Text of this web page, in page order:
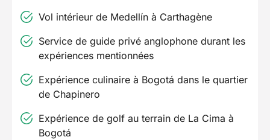
Vol intérieur de Medellín à Carthagène
Service de guide privé anglophone durant les
expériences mentionnées
Expérience culinaire à Bogotá dans le quartier
de Chapinero
Expérience de golf au terrain de La Cima à
Bogotá